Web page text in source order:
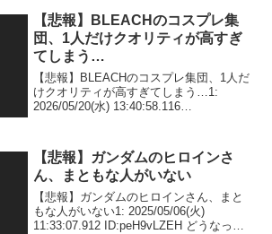
【悲報】BLEACHのコスプレ集
団、1人だけクオリティが高すぎ
てしまう…
【悲報】BLEACHのコスプレ集団、1人だ
けクオリティが高すぎてしまう…1:
2026/05/20(水) 13:40:58.116
【悲報】ガンダムのヒロインさ
ん、まともな人がいない
【悲報】ガンダムのヒロインさん、まと
もな人がいない1: 2025/05/06(火)
11:33:07.912 ID:peH9vLZEH どうなって